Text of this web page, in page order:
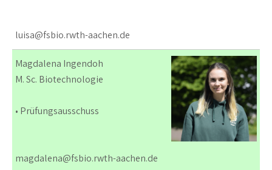
luisa@fsbio.rwth-aachen.de
Magdalena Ingendoh
M. Sc. Biotechnologie
• Prüfungsausschuss
magdalena@fsbio.rwth-aachen.de